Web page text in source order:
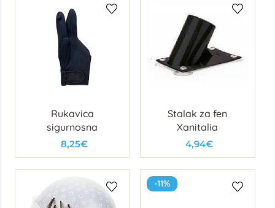
Rukavica
sigurnosna
8,25€
Stalak za fen
Xanitalia
4,94€
-11%